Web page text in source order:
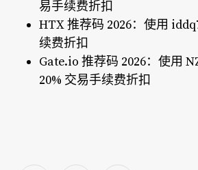
易手续费折扣
HTX 推荐码 2026：使用
续费折扣
Gate.io 推荐码 2026：使用
20% 交易手续费折扣